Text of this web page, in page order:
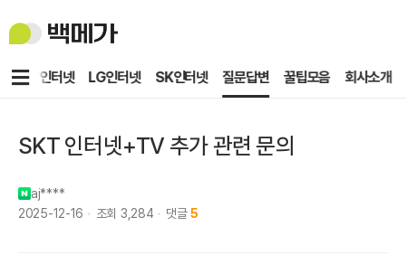
백
메
KT인터넷 LG인터넷 SK인터넷 질문답변 꿀팁모음 회사소개
메
SKT 인터넷+TV 추가 관련 문의
aj****
2025-12-16
조회 3,284 댓글 5